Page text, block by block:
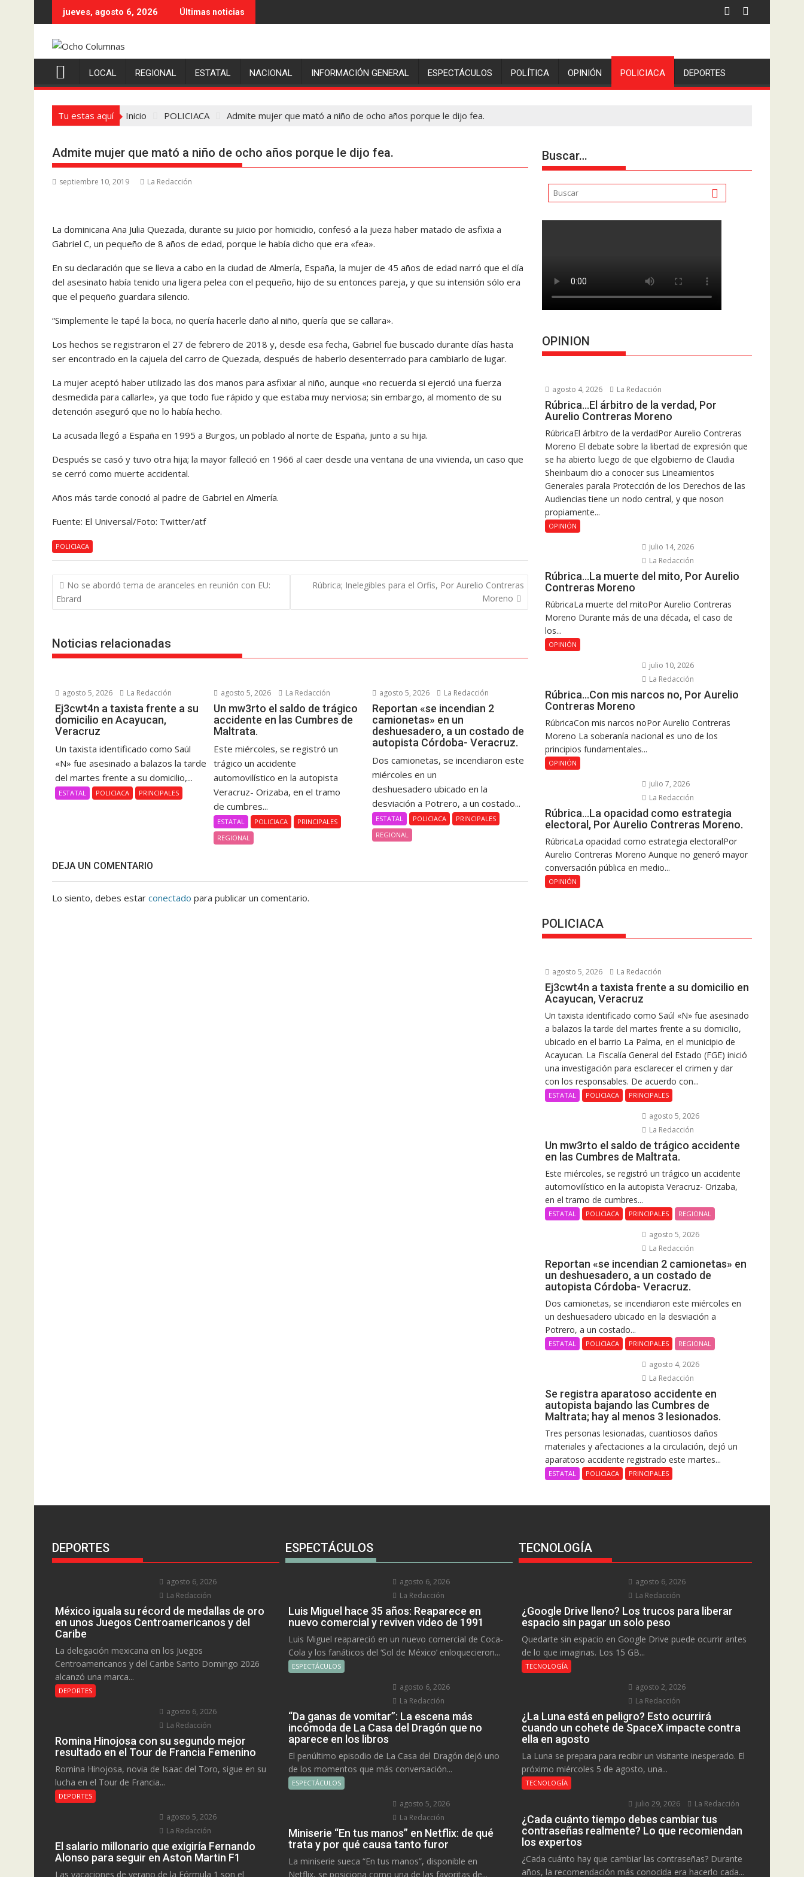
al
jueves, agosto 6, 2026 Últimas noticias
LOCAL REGIONAL ESTATAL NACIONAL INFORMACIÓN GENERAL ESPECTÁCULOS POLÍTICA OPINIÓN POLICIACA DEPORTES
Tu estas aquí Inicio POLICIACA Admite mujer que mató a niño de ocho años porque le dijo fea.
Admite mujer que mató a niño de ocho años porque le dijo fea.
septiembre 10, 2019 La Redacción
La dominicana Ana Julia Quezada, durante su juicio por homicidio, confesó a la jueza haber matado de asfixia a
Gabriel C, un pequeño de 8 años de edad, porque le había dicho que era «fea».
En su declaración que se lleva a cabo en la ciudad de Almería, España, la mujer de 45 años de edad narró que el día
del asesinato había tenido una ligera pelea con el pequeño, hijo de su entonces pareja, y que su intensión sólo era
que el pequeño guardara silencio.
“Simplemente le tapé la boca, no quería hacerle daño al niño, quería que se callara».
Los hechos se registraron el 27 de febrero de 2018 y, desde esa fecha, Gabriel fue buscado durante días hasta
ser encontrado en la cajuela del carro de Quezada, después de haberlo desenterrado para cambiarlo de lugar.
La mujer aceptó haber utilizado las dos manos para asfixiar al niño, aunque «no recuerda si ejerció una fuerza
desmedida para callarle», ya que todo fue rápido y que estaba muy nerviosa; sin embargo, al momento de su
detención aseguró que no lo había hecho.
La acusada llegó a España en 1995 a Burgos, un poblado al norte de España, junto a su hija.
Después se casó y tuvo otra hija; la mayor falleció en 1966 al caer desde una ventana de una vivienda, un caso que
se cerró como muerte accidental.
Años más tarde conoció al padre de Gabriel en Almería.
Fuente: El Universal/Foto: Twitter/atf
POLICIACA
Navegación
de
entradas
No se abordó tema de aranceles en reunión con EU:
Ebrard
Rúbrica; Inelegibles para el Orfis, Por Aurelio Contreras
Moreno
Noticias relacionadas
agosto 5, 2026 La Redacción
Ej3cwt4n a taxista frente a su
domicilio en Acayucan,
Veracruz
Un taxista identificado como Saúl
«N» fue asesinado a balazos la tarde
del martes frente a su domicilio,...
ESTATAL POLICIACA PRINCIPALES
agosto 5, 2026 La Redacción
Un mw3rto el saldo de trágico
accidente en las Cumbres de
Maltrata.
Este miércoles, se registró un
trágico un accidente
automovilístico en la autopista
Veracruz- Orizaba, en el tramo
de cumbres...
ESTATAL POLICIACA
PRINCIPALES
REGIONAL
agosto 5, 2026 La Redacción
Reportan «se incendian 2
camionetas» en un
deshuesadero, a un costado de
autopista Córdoba- Veracruz.
Dos camionetas, se incendiaron este
miércoles en un
deshuesadero ubicado en la
desviación a Potrero, a un costado...
ESTATAL POLICIACA
PRINCIPALES
REGIONAL
DEJA UN COMENTARIO
Lo siento, debes estar conectado para publicar un comentario.
Buscar…
OPINION
agosto 4, 2026 La Redacción
Rúbrica…El árbitro de la verdad, Por
Aurelio Contreras Moreno
RúbricaEl árbitro de la verdadPor Aurelio Contreras
Moreno El debate sobre la libertad de expresión que
se ha abierto luego de que elgobierno de Claudia
Sheinbaum dio a conocer sus Lineamientos
Generales parala Protección de los Derechos de las
Audiencias tiene un nodo central, y que noson
propiamente...
OPINIÓN
julio 14, 2026
La Redacción
Rúbrica…La muerte del mito, Por Aurelio
Contreras Moreno
RúbricaLa muerte del mitoPor Aurelio Contreras
Moreno Durante más de una década, el caso de
los...
OPINIÓN
julio 10, 2026
La Redacción
Rúbrica…Con mis narcos no, Por Aurelio
Contreras Moreno
RúbricaCon mis narcos noPor Aurelio Contreras
Moreno La soberanía nacional es uno de los
principios fundamentales...
OPINIÓN
julio 7, 2026
La Redacción
Rúbrica…La opacidad como estrategia
electoral, Por Aurelio Contreras Moreno.
RúbricaLa opacidad como estrategia electoralPor
Aurelio Contreras Moreno Aunque no generó mayor
conversación pública en medio...
OPINIÓN
POLICIACA
agosto 5, 2026 La Redacción
Ej3cwt4n a taxista frente a su domicilio en
Acayucan, Veracruz
Un taxista identificado como Saúl «N» fue asesinado
a balazos la tarde del martes frente a su domicilio,
ubicado en el barrio La Palma, en el municipio de
Acayucan. La Fiscalía General del Estado (FGE) inició
una investigación para esclarecer el crimen y dar
con los responsables. De acuerdo con...
ESTATAL POLICIACA PRINCIPALES
agosto 5, 2026
La Redacción
Un mw3rto el saldo de trágico accidente
en las Cumbres de Maltrata.
Este miércoles, se registró un trágico un accidente
automovilístico en la autopista Veracruz- Orizaba,
en el tramo de cumbres...
ESTATAL POLICIACA PRINCIPALES REGIONAL
agosto 5, 2026
La Redacción
Reportan «se incendian 2 camionetas» en
un deshuesadero, a un costado de
autopista Córdoba- Veracruz.
Dos camionetas, se incendiaron este miércoles en
un deshuesadero ubicado en la desviación a
Potrero, a un costado...
ESTATAL POLICIACA PRINCIPALES REGIONAL
agosto 4, 2026
La Redacción
Se registra aparatoso accidente en
autopista bajando las Cumbres de
Maltrata; hay al menos 3 lesionados.
Tres personas lesionadas, cuantiosos daños
materiales y afectaciones a la circulación, dejó un
aparatoso accidente registrado este martes...
ESTATAL POLICIACA PRINCIPALES
DEPORTES
agosto 6, 2026
La Redacción
México iguala su récord de medallas de oro
en unos Juegos Centroamericanos y del
Caribe
La delegación mexicana en los Juegos
Centroamericanos y del Caribe Santo Domingo 2026
alcanzó una marca...
DEPORTES
agosto 6, 2026
La Redacción
Romina Hinojosa con su segundo mejor
resultado en el Tour de Francia Femenino
Romina Hinojosa, novia de Isaac del Toro, sigue en su
lucha en el Tour de Francia...
DEPORTES
agosto 5, 2026
La Redacción
El salario millonario que exigiría Fernando
Alonso para seguir en Aston Martin F1
Las vacaciones de verano de la Fórmula 1 son el
ESPECTÁCULOS
agosto 6, 2026
La Redacción
Luis Miguel hace 35 años: Reaparece en
nuevo comercial y reviven video de 1991
Luis Miguel reapareció en un nuevo comercial de Coca-
Cola y los fanáticos del ‘Sol de México’ enloquecieron...
ESPECTÁCULOS
agosto 6, 2026
La Redacción
“Da ganas de vomitar”: La escena más
incómoda de La Casa del Dragón que no
aparece en los libros
El penúltimo episodio de La Casa del Dragón dejó uno
de los momentos que más conversación...
ESPECTÁCULOS
agosto 5, 2026
La Redacción
Miniserie “En tus manos” en Netflix: de qué
trata y por qué causa tanto furor
La miniserie sueca “En tus manos”, disponible en
Netflix, se posiciona como una de las favoritas de...
TECNOLOGÍA
agosto 6, 2026
La Redacción
¿Google Drive lleno? Los trucos para liberar
espacio sin pagar un solo peso
Quedarte sin espacio en Google Drive puede ocurrir antes
de lo que imaginas. Los 15 GB...
TECNOLOGÍA
agosto 2, 2026
La Redacción
¿La Luna está en peligro? Esto ocurrirá
cuando un cohete de SpaceX impacte contra
ella en agosto
La Luna se prepara para recibir un visitante inesperado. El
próximo miércoles 5 de agosto, una...
TECNOLOGÍA
julio 29, 2026 La Redacción
¿Cada cuánto tiempo debes cambiar tus
contraseñas realmente? Lo que recomiendan
los expertos
¿Cada cuánto hay que cambiar las contraseñas? Durante
años, la recomendación más conocida era hacerlo cada...